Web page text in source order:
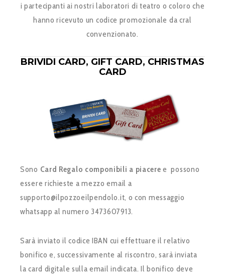
i partecipanti ai nostri laboratori di teatro o coloro che
hanno ricevuto un codice promozionale da cral
convenzionato.
BRIVIDI CARD, GIFT CARD, CHRISTMAS
CARD
Sono Card Regalo componibili a piacere e possono
essere richieste a mezzo email a
supporto@ilpozzoeilpendolo.it, o con messaggio
whatsapp al numero 3473607913.
Sarà inviato il codice IBAN cui effettuare il relativo
bonifico e, successivamente al riscontro, sarà inviata
la card digitale sulla email indicata. Il bonifico deve